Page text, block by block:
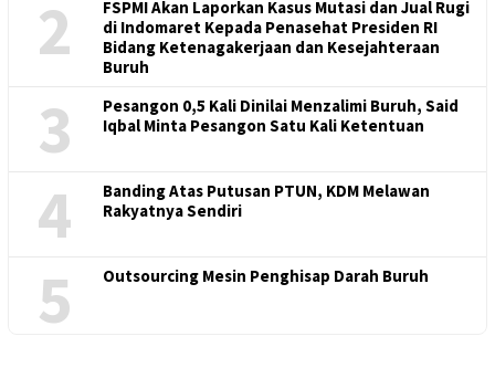
2
FSPMI Akan Laporkan Kasus Mutasi dan Jual Rugi
di Indomaret Kepada Penasehat Presiden RI
Bidang Ketenagakerjaan dan Kesejahteraan
Buruh
3
Pesangon 0,5 Kali Dinilai Menzalimi Buruh, Said
Iqbal Minta Pesangon Satu Kali Ketentuan
4
Banding Atas Putusan PTUN, KDM Melawan
Rakyatnya Sendiri
5 Outsourcing Mesin Penghisap Darah Buruh